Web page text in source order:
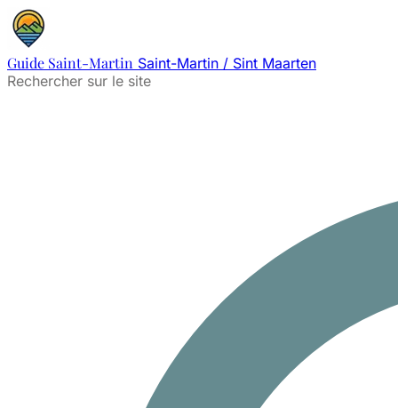
Guide Saint-Martin Saint-Martin / Sint Maarten
Rechercher sur le site